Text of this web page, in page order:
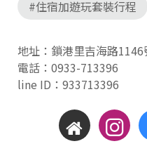
#住宿加遊玩套裝行程
地址：鎖港里吉海路
電話： 0933-713396
line ID：933713396